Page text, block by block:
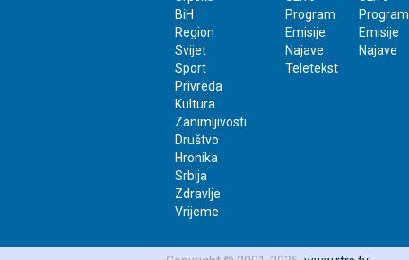
BiH
Region
Svijet
Sport
Privreda
Kultura
Zanimljivosti
Društvo
Hronika
Srbija
Zdravlje
Vrijeme
Program
Emisije
Najave
Teletekst
Program
Emisije
Najave